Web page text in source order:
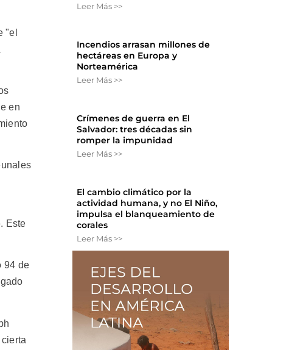
"el
en
Este
94 de
Leer Más >>
Incendios arrasan millones de
hectáreas en Europa y
Norteamérica
Leer Más >>
Crímenes de guerra en El
Salvador: tres décadas sin
romper la impunidad
Leer Más >>
El cambio climático por la
actividad humana, y no El Niño,
impulsa el blanqueamiento de
corales
Leer Más >>